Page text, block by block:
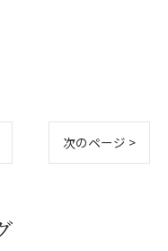
次のページ >